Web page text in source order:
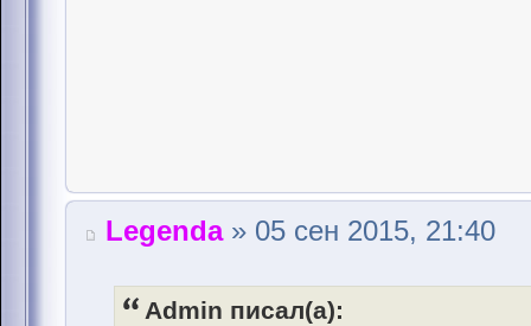
Legenda» 05 сен 2015, 21:40
Admin писал(а):